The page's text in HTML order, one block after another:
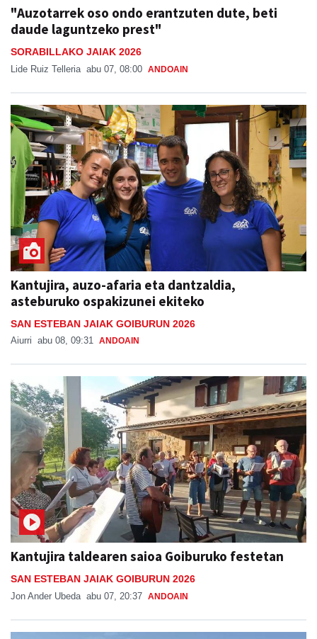
"Auzotarrek oso ondo erantzuten dute, beti
daude laguntzeko prest"
SORABILLAKO JAIAK 2026
Lide Ruiz Telleria abu 07, 08:00 ANDOAIN
Kantujira, auzo-afaria eta dantzaldia,
asteburuko ospakizunei ekiteko
SAN ESTEBAN JAIAK GOIBURUN 2026
Aiurri abu 08, 09:31 ANDOAIN
Kantujira taldearen saioa Goiburuko festetan
SAN ESTEBAN JAIAK GOIBURUN 2026
Jon Ander Ubeda abu 07, 20:37 ANDOAIN